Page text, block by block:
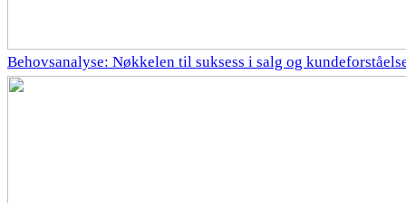
Behovsanalyse: Nøkkelen til suksess i salg og